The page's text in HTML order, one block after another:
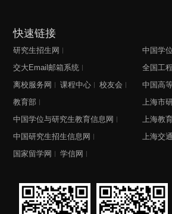
快速链接
研究生招生网
交大Email邮箱系统
离校服务网
课程中心
校友会
教育部
中国学位与研究生教育信息网
中国研究生招生信息网
国家留学网
学信网
中国学
全国工
中国高
上海市
上海教
上海交